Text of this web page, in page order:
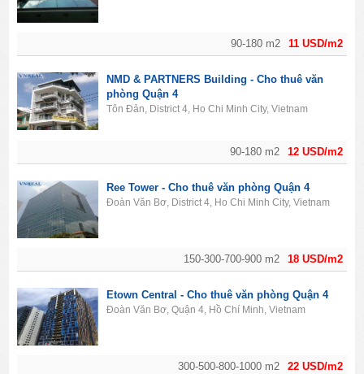
11 USD/m2
90-180 m2
12 USD/m2
90-180 m2
NMD & PARTNERS Building - Cho thuê văn
phòng Quận 4
Tôn Đản, District 4, Ho Chi Minh City, Vietnam
18 USD/m2
150-300-700-900 m2
Ree Tower - Cho thuê văn phòng Quận 4
Đoàn Văn Bơ, District 4, Ho Chi Minh City, Vietnam
22 USD/m2
300-500-800-1000 m2
Etown Central - Cho thuê văn phòng Quận 4
Đoàn Văn Bơ, Quận 4, Hồ Chí Minh, Vietnam